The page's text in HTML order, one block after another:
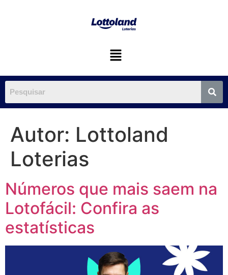
Autor: Lottoland
Loterias
Números que mais saem na
Lotofácil: Confira as
estatísticas